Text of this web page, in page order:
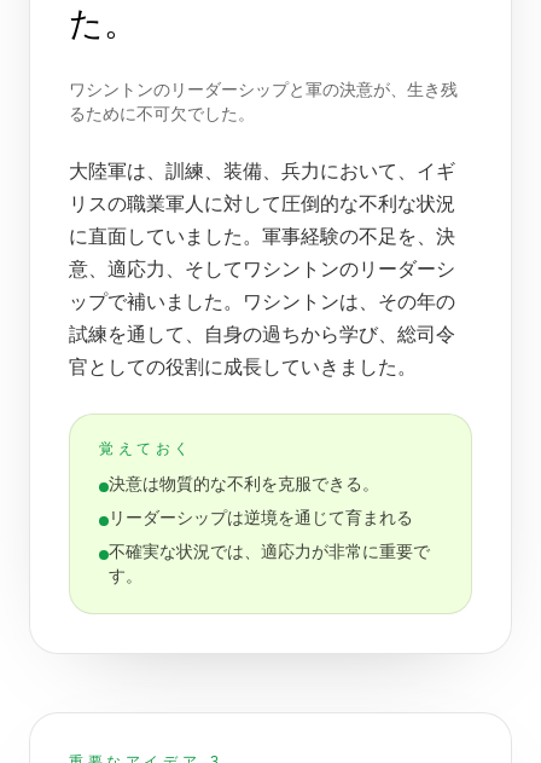
た。
ワシントンのリーダーシップと軍の決意が、生き残
るために不可欠でした。
大陸軍は、訓練、装備、兵力において、イギ
リスの職業軍人に対して圧倒的な不利な状況
に直面していました。軍事経験の不足を、決
意、適応力、そしてワシントンのリーダーシ
ップで補いました。ワシントンは、その年の
試練を通して、自身の過ちから学び、総司令
官としての役割に成長していきました。
覚えておく
決意は物質的な不利を克服できる。
リーダーシップは逆境を通じて育まれる
不確実な状況では、適応力が非常に重要で
す。